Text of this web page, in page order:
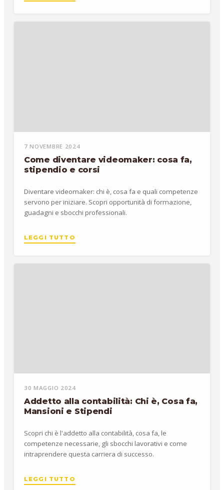
7 NOVEMBRE 2024
Come diventare videomaker: cosa fa,
stipendio e corsi
Diventare videomaker: chi è, cosa fa e quali competenze
servono per iniziare. Scopri opportunità di formazione,
guadagni e sbocchi professionali.
LEGGI TUTTO
30 MAGGIO 2024
Addetto alla contabilità: Chi è, Cosa fa,
Mansioni e Stipendi
Scopri chi è l'addetto alla contabilità, cosa fa, le
competenze necessarie, gli sbocchi lavorativi e come
intraprendere questa carriera di successo.
LEGGI TUTTO